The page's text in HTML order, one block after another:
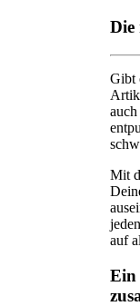
Die
Gibt
Mit
auf
Ein